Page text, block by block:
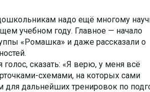
надо ещё многому
учебном году. Главное — начало
«Ромашка» и даже рассказали о
сказать: «Я верю, у меня всё
схемами, на которых сами
для дальнейших тренировок по